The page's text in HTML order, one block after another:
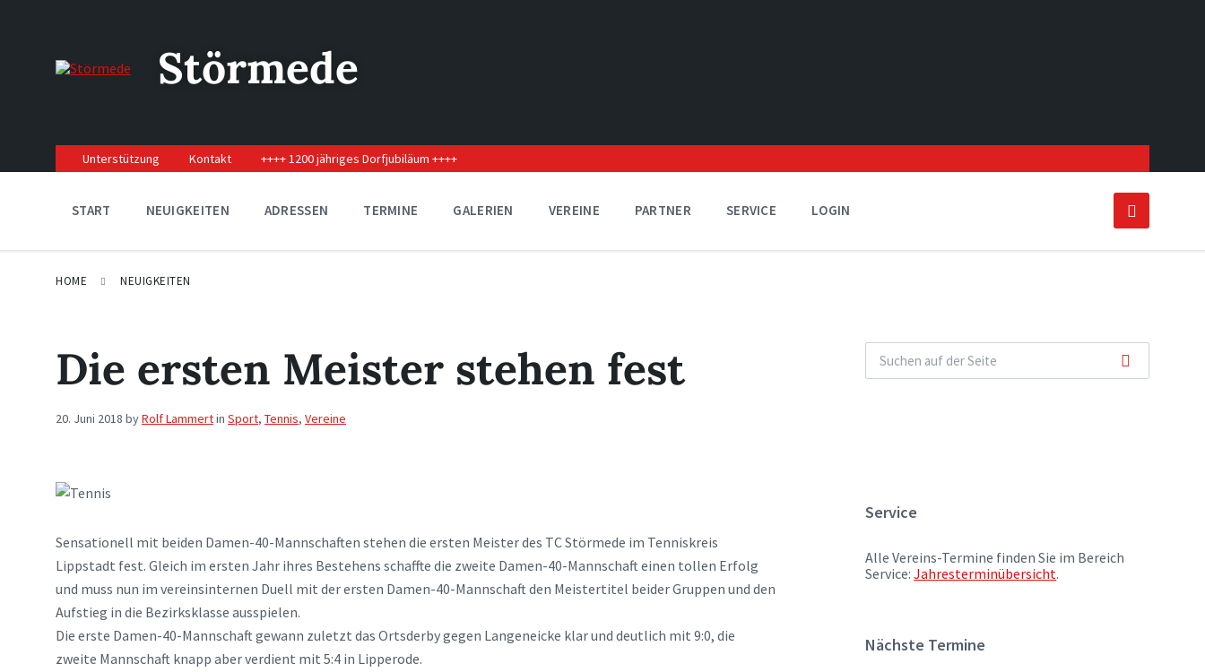
navigation
Störmede
Unterstützung Kontakt ++++ 1200 jähriges Dorfjubiläum ++++
START NEUIGKEITEN ADRESSEN TERMINE GALERIEN VEREINE PARTNER SERVICE LOGIN
HOME NEUIGKEITEN
Die ersten Meister stehen fest
20. Juni 2018 byRolf Lammertin Sport, Tennis, Vereine
Sensationell mit beiden Damen-40-Mannschaften stehen die ersten Meister des TC Störmede im Tenniskreis
Lippstadt fest. Gleich im ersten Jahr ihres Bestehens schaffte die zweite Damen-40-Mannschaft einen tollen Erfolg
und muss nun im vereinsinternen Duell mit der ersten Damen-40-Mannschaft den Meistertitel beider Gruppen und den
Aufstieg in die Bezirksklasse ausspielen.
Die erste Damen-40-Mannschaft gewann zuletzt das Ortsderby gegen Langeneicke klar und deutlich mit 9:0, die
zweite Mannschaft knapp aber verdient mit 5:4 in Lipperode.
Service
Alle Vereins-Termine finden Sie im Bereich
Service:Jahresterminübersicht.
Nächste Termine